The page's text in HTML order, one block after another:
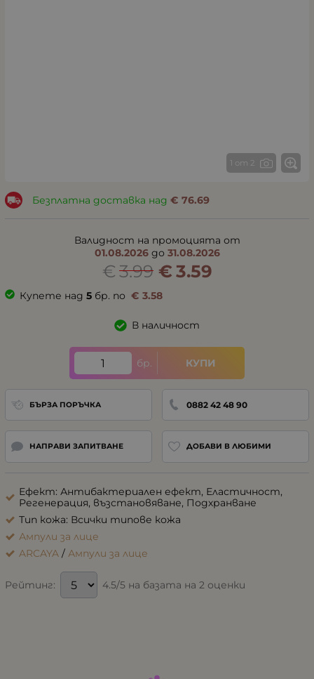
1 от 2
Безплатна доставка над 76.69
€
3.99
€ 3.59
€
Валидност на промоцията от
01.08.2026 до 31.08.2026
Купете над 5 бр. по 3.58
€
В наличност
бр. КУПИ
БЪРЗА ПОРЪЧКА 0882 42 48 90
НАПРАВИ ЗАПИТВАНЕ ДОБАВИ В ЛЮБИМИ
Ефект: Антибактериален ефект, Еластичност,
Регенерация, възстановяване, Подхранване
Тип кожа: Всички типове кожа
Ампули за лице
ARCAYA / Ампули за лице
Рейтинг: 4.5/5 на базата на 2 оценки